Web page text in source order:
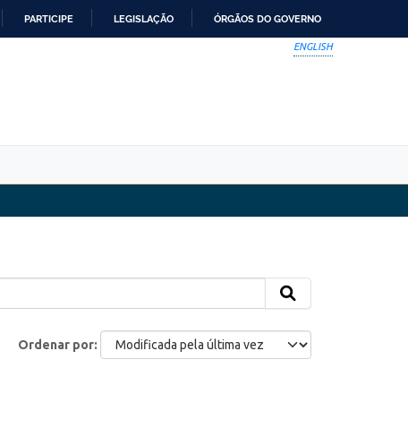
PARTICIPE LEGISLAÇÃO ÓRGÃOS DO GOVERNO
ENGLISH
Ordenar por